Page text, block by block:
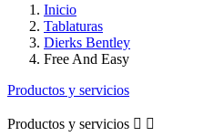
Inicio
Tablaturas
Dierks Bentley
Free And Easy
Productos y servicios
Productos y servicios  